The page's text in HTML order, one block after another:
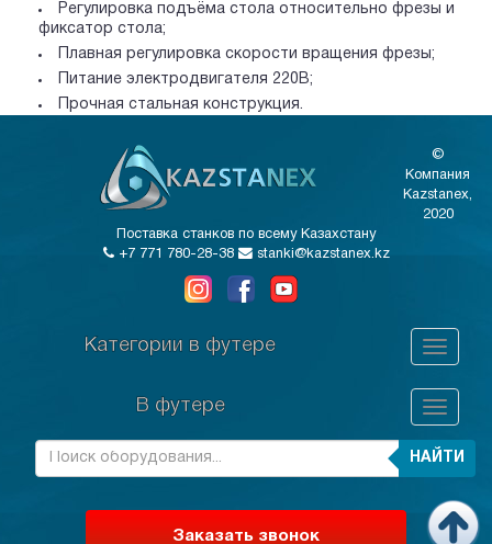
Регулировка подъёма стола относительно фрезы и
фиксатор стола;
Плавная регулировка скорости вращения фрезы;
Питание электродвигателя 220В;
Прочная стальная конструкция.
©
Компания
Kazstanex,
2020
Поставка станков по всему Казахстану
+7 771 780-28-38
stanki@kazstanex.kz
Категории в футере
В футере
НАЙТИ
Заказать звонок